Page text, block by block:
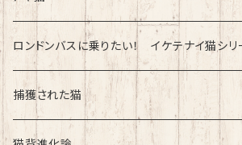
綿100%ノーマルタイプ
ロンドンバスに乗りたい！ イケテナイ猫シリ
綿100％ノーマルタイプ
捕獲された猫